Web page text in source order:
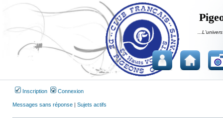
Inscription Connexion
Messages sans réponse | Sujets actifs